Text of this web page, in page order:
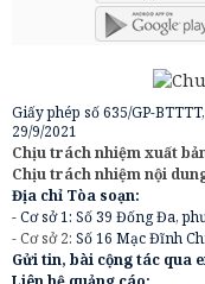
Giấy phép số 635/GP-
29/9/2021
Chịu trách nhiệm xuất
Chịu trách nhiệm nội
Địa chỉ Tòa soạn:
- Cơ sở 1: Số 39 Đống Đa,
- Cơ sở 2: Số 16 Mạc Đĩnh
Gửi tin, bài cộng tác qua